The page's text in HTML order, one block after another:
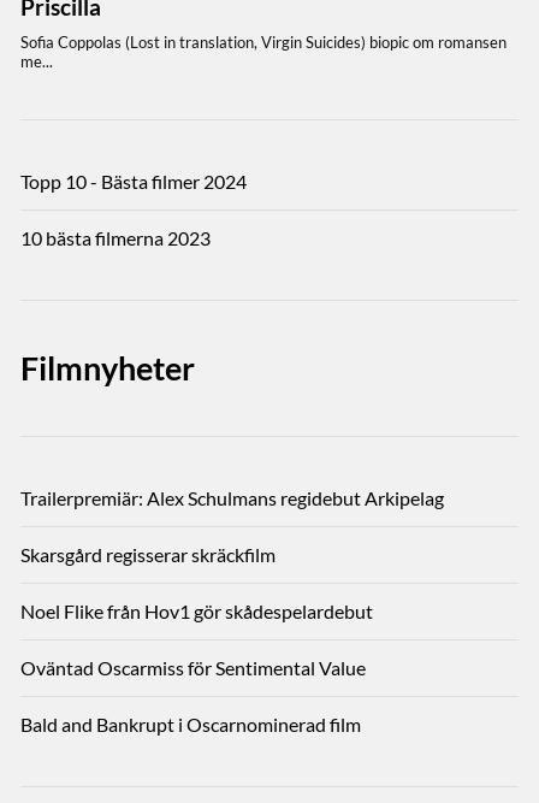
Topp 10 - Bästa filmer 2024
10 bästa filmerna 2023
Filmnyheter
Trailerpremiär: Alex Schulmans regidebut Arkipelag
Skarsgård regisserar skräckfilm
Noel Flike från Hov1 gör skådespelardebut
Oväntad Oscarmiss för Sentimental Value
Bald and Bankrupt i Oscarnominerad film